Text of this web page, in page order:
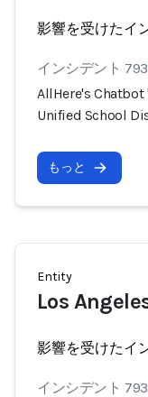
影響を受けたイ
インシデント 793
AllHere's Chatbot
Unified School
もっと
Entity
Los
影響を受けたイ
インシデント 793